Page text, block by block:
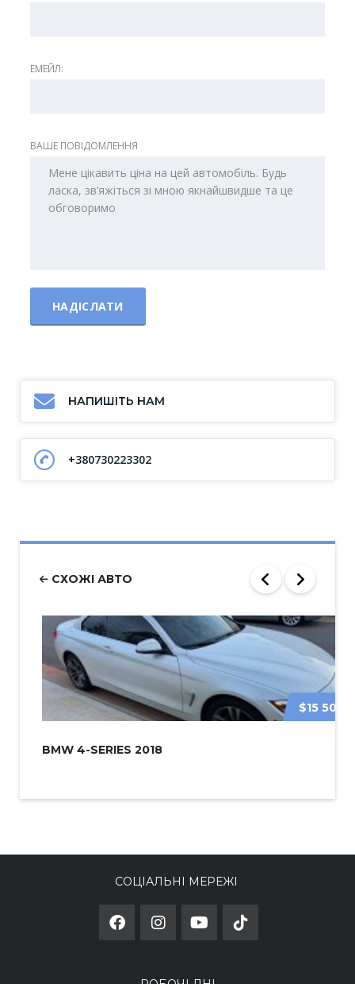
ЕМЕЙЛ:
ВАШЕ ПОВІДОМЛЕННЯ
НАПИШІТЬ НАМ
+380730223302
СХОЖІ АВТО
$15 500
BMW 4-SERIES 2018
СОЦІАЛЬНІ МЕРЕЖІ